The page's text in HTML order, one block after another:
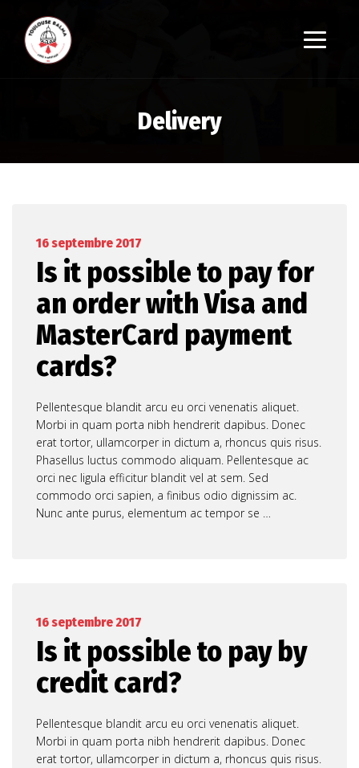
Delivery
16 septembre 2017
Is it possible to pay for
an order with Visa and
MasterCard payment
cards?
Pellentesque blandit arcu eu orci venenatis aliquet.
Morbi in quam porta nibh hendrerit dapibus. Donec
erat tortor, ullamcorper in dictum a, rhoncus quis risus.
Phasellus luctus commodo aliquam. Pellentesque ac
orci nec ligula efficitur blandit vel at sem. Sed
commodo orci sapien, a finibus odio dignissim ac.
Nunc ante purus, elementum ac tempor se …
16 septembre 2017
Is it possible to pay by
credit card?
Pellentesque blandit arcu eu orci venenatis aliquet.
Morbi in quam porta nibh hendrerit dapibus. Donec
erat tortor, ullamcorper in dictum a, rhoncus quis risus.